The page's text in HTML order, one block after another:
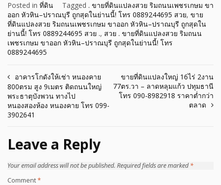
Posted in ที่ดิน Tagged . ขายที่ดินแปลงสวย ริมถนนเพชรเกษม ขา
ออก หัวหิน–ปราณบุรี ถูกสุดในย่านนี้! โทร 0889244695 สวย, ขาย
ที่ดินแปลงสวย ริมถนนเพชรเกษม ขาออก หัวหิน–ปราณบุรี ถูกสุดใน
ย่านนี้! โทร 0889244695 สวย ., สวย . ขายที่ดินแปลงสวย ริมถนน
เพชรเกษม ขาออก หัวหิน–ปราณบุรี ถูกสุดในย่านนี้! โทร
0889244695
Post
navigation
อาคารโกดังให้เช่า หนองคาย
800ตรม สูง 9เมตร ติดถนนใหญ่
พระธาตุบังพวน ทางไป
หนองสองห้อง หนองคาย โทร 099-
3902641
ขายที่ดินแปลงใหญ่ 16ไร่ 2งาน
77ตร.วา – ลาดหลุมแก้ว ปทุมธานี
โทร 090-8982918 ราคาต่ำกว่า
ตลาด
Leave a Reply
Your email address will not be published. Required fields are marked*
Comment*